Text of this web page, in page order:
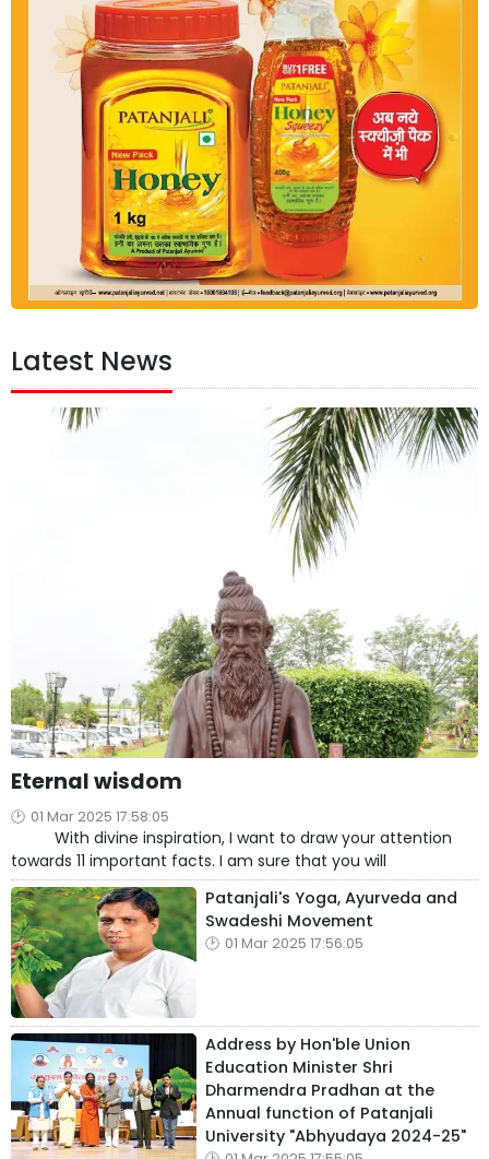
Latest News
Eternal wisdom
01 Mar 2025 17:58:05
With divine inspiration, I want to draw your attention
towards 11 important facts. I am sure that you will
Patanjali's Yoga, Ayurveda and
Swadeshi Movement
01 Mar 2025 17:56:05
Address by Hon'ble Union
Education Minister Shri
Dharmendra Pradhan at the
Annual function of Patanjali
University "Abhyudaya 2024-25"